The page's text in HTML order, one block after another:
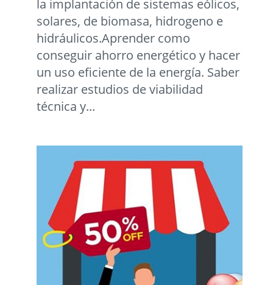
la implantación de sistemas eólicos,
solares, de biomasa, hidrogeno e
hidráulicos.Aprender como
conseguir ahorro energético y hacer
un uso eficiente de la energía. Saber
realizar estudios de viabilidad
técnica y...